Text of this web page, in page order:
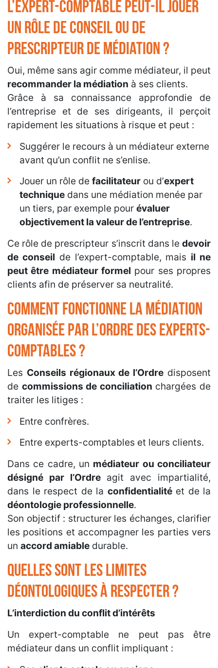
L’expert-comptable peut-il jouer
un rôle de conseil ou de
prescripteur de médiation ?
Oui, même sans agir comme médiateur, il peut
recommander la médiation à ses clients.
Grâce à sa connaissance approfondie de
l’entreprise et de ses dirigeants, il perçoit
rapidement les situations à risque et peut :
Suggérer le recours à un médiateur externe
avant qu’un conflit ne s’enlise.
Jouer un rôle de facilitateur ou d’expert
technique dans une médiation menée par
un tiers, par exemple pour évaluer
objectivement la valeur de l’entreprise.
Ce rôle de prescripteur s’inscrit dans le devoir
de conseil de l’expert-comptable, mais il ne
peut être médiateur formel pour ses propres
clients afin de préserver sa neutralité.
Comment fonctionne la médiation
organisée par l’Ordre des experts-
comptables ?
Les Conseils régionaux de l’Ordre disposent
de commissions de conciliation chargées de
traiter les litiges :
Entre confrères.
Entre experts-comptables et leurs clients.
Dans ce cadre, un médiateur ou conciliateur
désigné par l’Ordreagit avec impartialité,
dans le respect de la confidentialitéet de la
déontologie professionnelle.
Son objectif : structurer les échanges, clarifier
les positions et accompagner les parties vers
un accord amiable durable.
Quelles sont les limites
déontologiques à respecter ?
L’interdiction du conflit d’intérêts
Un expert-comptable ne peut pas être
médiateur dans un conflit impliquant :